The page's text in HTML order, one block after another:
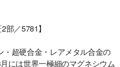
部／5781】
超硬合金・レアメタル合金の
には世界一極細のマグネシウム